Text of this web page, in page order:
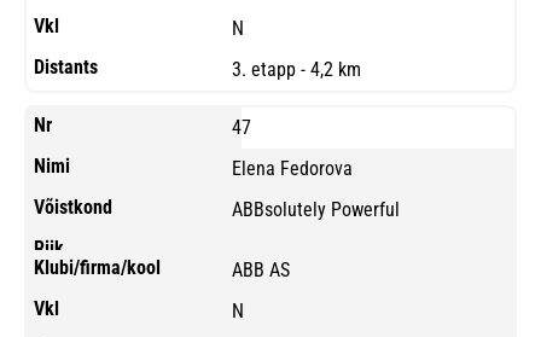
N
3. etapp - 4,2 km
47
Elena Fedorova
ABBsolutely Powerful
ABB AS
N